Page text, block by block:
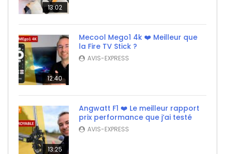
13:02
12:40
Mecool Mego1 4k ❤️ Meilleur que
la Fire TV Stick ?
AVIS-EXPRESS
13:25
Angwatt F1 ❤️ Le meilleur rapport
prix performance que j’ai testé
AVIS-EXPRESS